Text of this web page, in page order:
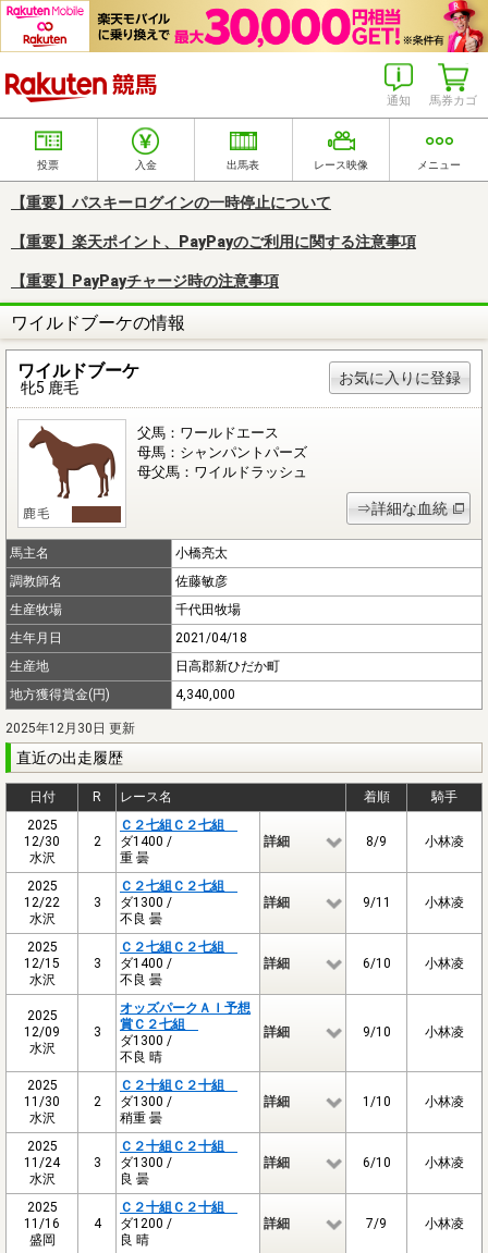
馬券カゴ
通知
投票 入金 出馬表 レース映像 メニュー
【重要】パスキーログインの一時停止について
【重要】楽天ポイント、PayPayのご利用に関する注意事項
【重要】PayPayチャージ時の注意事項
ワイルドブーケの情報
ワイルドブーケ
牝5 鹿毛
お気に入りに登録
父馬：ワールドエース
母馬：シャンパントパーズ
母父馬：ワイルドラッシュ
⇒詳細な血統
馬主名
小橋亮太
調教師名
佐藤敏彦
生産牧場
千代田牧場
生年月日
2021/04/18
生産地
日高郡新ひだか町
地方獲得賞金(円)
4,340,000
2025年12月30日 更新
直近の出走履歴
日付 R レース名 着順
騎手
2025
12/30
水沢
2
Ｃ２七組Ｃ２七組
ダ1400 /
重 曇
詳細 8/9 小林凌
2025
12/22
水沢
3
Ｃ２七組Ｃ２七組
ダ1300 /
不良 曇
詳細 9/11 小林凌
2025
12/15
水沢
3
Ｃ２七組Ｃ２七組
ダ1400 /
不良 曇
詳細 6/10 小林凌
2025
12/09
水沢
3
オッズパークＡＩ予想
賞Ｃ２七組
ダ1300 /
不良 晴
詳細 9/10 小林凌
2025
11/30
水沢
2
Ｃ２十組Ｃ２十組
ダ1300 /
稍重 曇
詳細 1/10 小林凌
2025
11/24
水沢
3
Ｃ２十組Ｃ２十組
ダ1300 /
良 曇
詳細 6/10 小林凌
2025
11/16
盛岡
4
Ｃ２十組Ｃ２十組
ダ1200 /
良 晴
詳細 7/9 小林凌